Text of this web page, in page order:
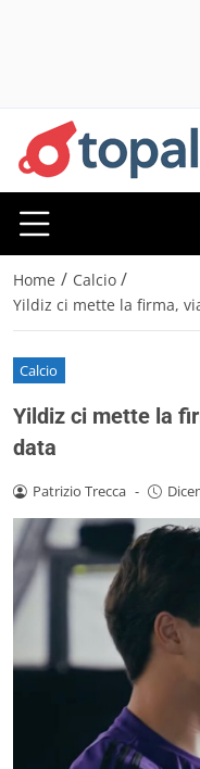
Home / Calcio /
Yildiz ci mette la firma,
Calcio
Yildiz ci mette la
data
Patrizio Trecca -